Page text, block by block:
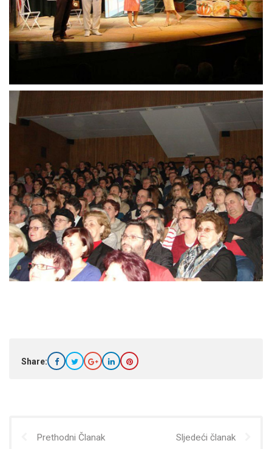
Share:
Prethodni Članak Sljedeći članak